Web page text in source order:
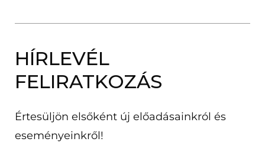
HÍRLEVÉL
FELIRATKOZÁS
Értesüljön elsőként új előadásainkról és
eseményeinkről!